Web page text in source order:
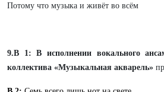
Потому что музыка и живёт во всём
9.В 1: В исполнении вокального
коллектива «Музыкальная акварель»